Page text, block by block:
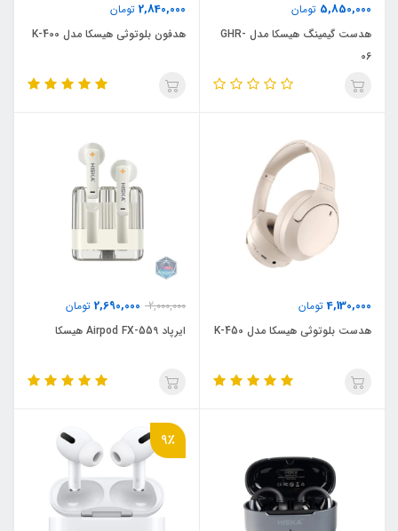
5,850,000 تومان
هدست گیمینگ هیسکا مدل GHR-
06
2,840,000 تومان
هدفون بلوتوثی هیسکا مدل K-400
4,130,000تومان
هدست بلوتوثی هیسکا مدل K-450
2,000,000
2,690,000 تومان
ایرپاد Airpod FX-559 هیسکا
9٪